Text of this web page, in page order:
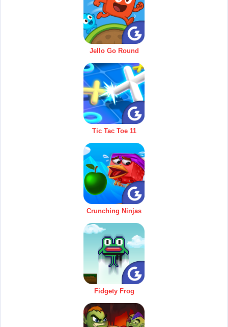
Jello Go Round
Tic Tac Toe 11
Crunching Ninjas
Fidgety Frog